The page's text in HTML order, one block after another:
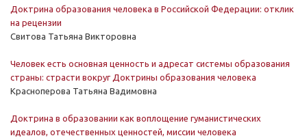
Доктрина образования человека в Российской Федерации: отклик
на рецензии
Свитова Татьяна Викторовна
Человек есть основная ценность и адресат системы образования
страны: страсти вокруг Доктрины образования человека
Красноперова Татьяна Вадимовна
Доктрина в образовании как воплощение гуманистических
идеалов, отечественных ценностей, миссии человека